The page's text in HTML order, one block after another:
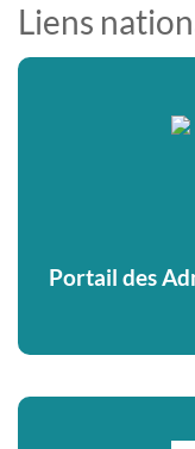
Liens
Portail des